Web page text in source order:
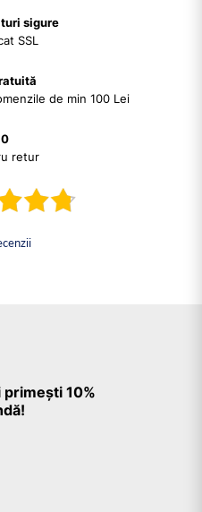
sigure
SSL
de min 100 Lei
retur
10%